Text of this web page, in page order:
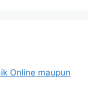
Online maupun